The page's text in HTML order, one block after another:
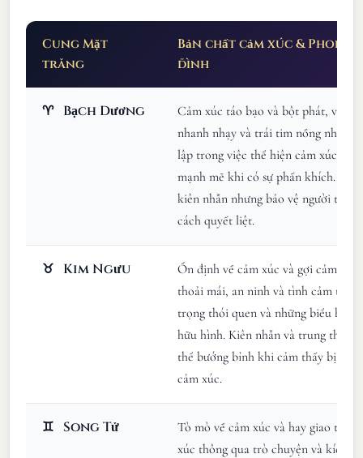
Cung Mặt
trăng
Bản chất cảm xúc & Phong
đình
♈ Bạch Dương
Cảm xúc táo bạo và bột phát, với
nhanh nhạy và trái tim nồng nhiệt.
lập trong việc thể hiện cảm xúc và
mạnh mẽ khi có sự phấn khích. Có
kiên nhẫn nhưng bảo vệ người thân
cách quyết liệt.
♉ Kim Ngưu
Ổn định về cảm xúc và gợi cảm,
thoải mái, an ninh và tình cảm thể
trọng thói quen và những biểu hiện
hữu hình. Kiên nhẫn và trung
thể bướng bỉnh khi cảm thấy bị đe
cảm xúc.
♊ Song Tử
Tò mò về cảm xúc và hay giao tiếp,
xúc thông qua trò chuyện và kích